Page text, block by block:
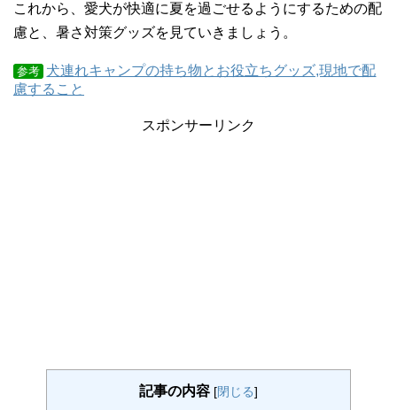
これから、愛犬が快適に夏を過ごせるようにするための配
慮と、暑さ対策グッズを見ていきましょう。
参考 犬連れキャンプの持ち物とお役立ちグッズ,現地で配
慮すること
スポンサーリンク
記事の内容 [閉じる]